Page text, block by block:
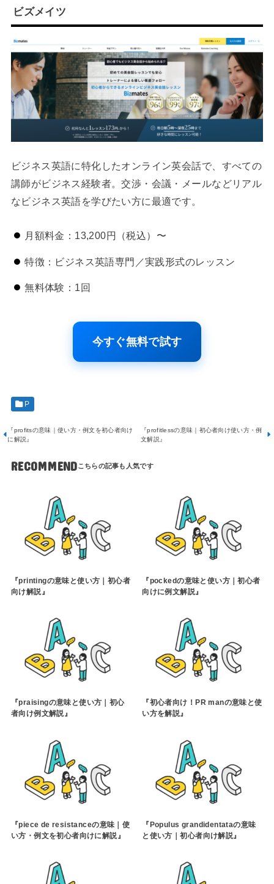
ビズメイツ
ビジネス英語に特化したオンライン英会話で、すべての
講師がビジネス経験者。交渉・会議・メールなどリアル
なビジネス英語を学びたい方に最適です。
月額料金：13,200円（税込）〜
特徴：ビジネス英語専門／実践形式のレッスン
無料体験：1回
今すぐ無料で試す
P
『profitsの意味｜使い方・例文を初心者向け
に解説』
『profitlessの意味｜初心者向け使い方・例
文解説』
RECOMMEND
『printingの意味と使い方｜初心者
向け解説』
『pockedの意味と使い方｜初心者
向けに例文解説』
『praisingの意味と使い方｜初心
者向け例文解説』
『初心者向け！PR manの意味と使
い方を解説』
『piece de resistanceの意味｜使
い方・例文を初心者向けに解説』
『Populus grandidentataの意味
と使い方｜初心者向け解説』